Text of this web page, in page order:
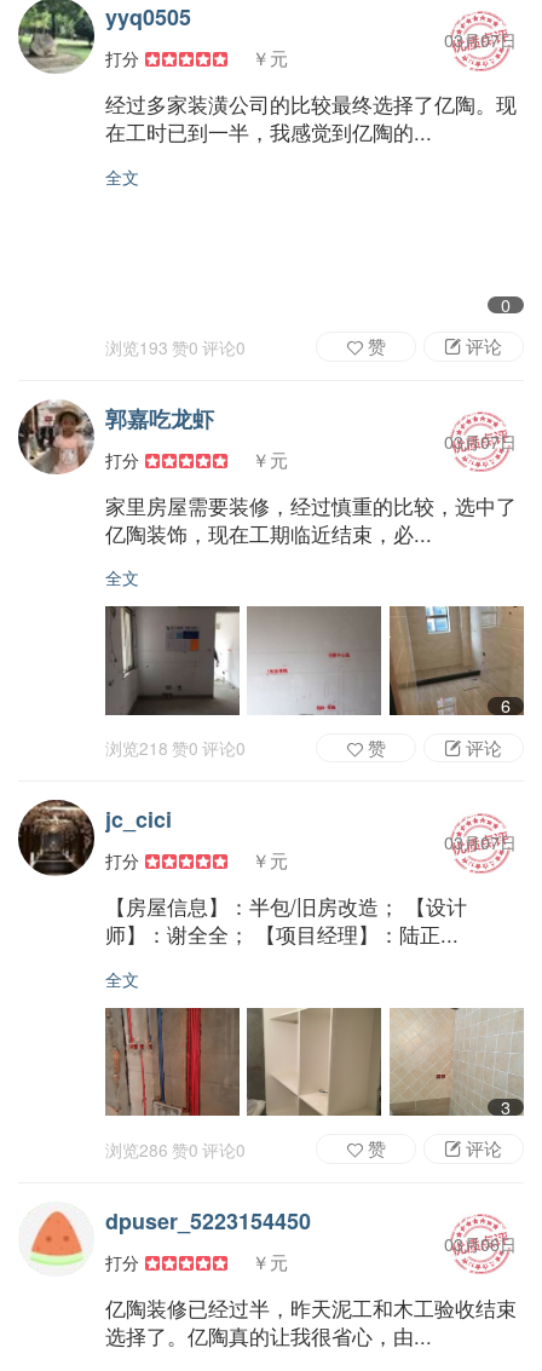
yyq0505
打分 ￥元
03月07日
经过多家装潢公司的比较最终选择了亿陶。现
在工时已到一半，我感觉到亿陶的...
全文
0
浏览193 赞0 评论0 评论
赞
郭嘉吃龙虾
打分 ￥元
03月07日
家里房屋需要装修，经过慎重的比较，选中了
亿陶装饰，现在工期临近结束，必...
全文
6
浏览218 赞0 评论0 评论
赞
jc_cici
打分 ￥元
03月07日
【房屋信息】：半包/旧房改造； 【设计
师】：谢全全； 【项目经理】：陆正...
全文
3
浏览286 赞0 评论0 评论
赞
dpuser_5223154450
打分 ￥元
03月06日
亿陶装修已经过半，昨天泥工和木工验收结束
选择了。亿陶真的让我很省心，由...